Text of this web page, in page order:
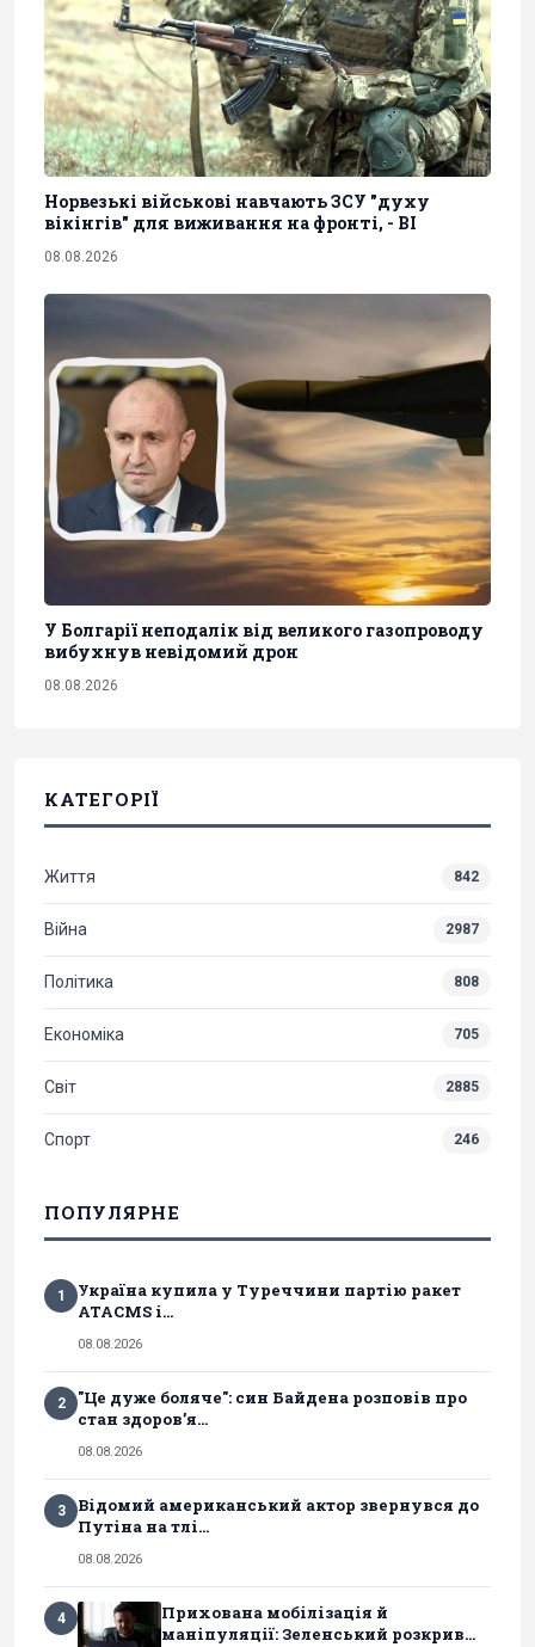
Норвезькі військові навчають ЗСУ "духу
вікінгів" для виживання на фронті, - BI
08.08.2026
У Болгарії неподалік від великого газопроводу
вибухнув невідомий дрон
08.08.2026
КАТЕГОРІЇ
Життя 842
Війна 2987
Політика 808
Економіка 705
Світ 2885
Спорт 246
ПОПУЛЯРНЕ
1
Україна купила у Туреччини партію ракет
ATACMS і...
08.08.2026
2
"Це дуже боляче": син Байдена розповів про
стан здоров’я...
08.08.2026
3
Відомий американський актор звернувся до
Путіна на тлі...
08.08.2026
4
Прихована мобілізація й
маніпуляції: Зеленський розкрив...